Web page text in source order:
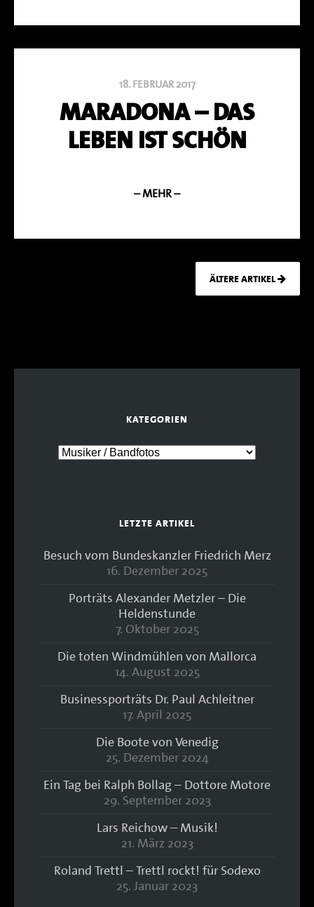
18. FEBRUAR 2017
MARADONA – DAS
LEBEN IST SCHÖN
– MEHR –
ÄLTERE ARTIKEL
KATEGORIEN
LETZTE ARTIKEL
Besuch vom Bundeskanzler Friedrich Merz
16. Dezember 2025
Porträts Alexander Metzler – Die
Heldenstunde
7. Oktober 2025
Die toten Windmühlen von Mallorca
14. August 2025
Businessporträts Dr. Paul Achleitner
17. April 2025
Die Boote von Venedig
25. Dezember 2024
Ein Tag bei Ralph Bollag – Dottore Motore
29. September 2023
Lars Reichow – Musik!
21. März 2023
Roland Trettl – Trettl rockt! für Sodexo
25. Januar 2023